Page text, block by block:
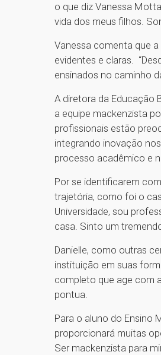
o que diz Vanessa
vida dos meus filhos.
Vanessa comenta que
evidentes e claras.
ensinados no caminho
A diretora da Educação
a equipe mackenzista
profissionais estão
integrando inovação
processo acadêmico e
Por se identificarem
trajetória, como foi o
Universidade, sou
casa. Sinto um
Danielle, como outras
instituição em suas
completo que age com
pontua.
Para o aluno do Ensino
proporcionará muitas
Ser mackenzista para